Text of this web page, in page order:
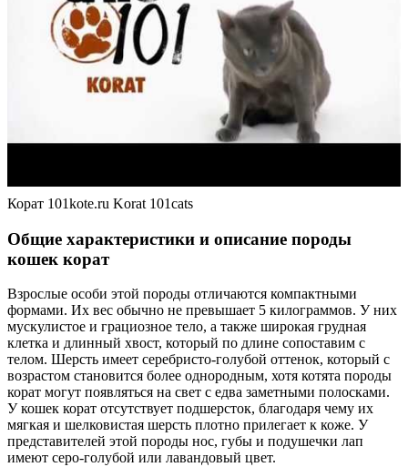
Корат 101kote.ru Korat 101cats
Общие характеристики и описание породы
кошек корат
Взрослые особи этой породы отличаются компактными
формами. Их вес обычно не превышает 5 килограммов. У них
мускулистое и грациозное тело, а также широкая грудная
клетка и длинный хвост, который по длине сопоставим с
телом. Шерсть имеет серебристо-голубой оттенок, который с
возрастом становится более однородным, хотя котята породы
корат могут появляться на свет с едва заметными полосками.
У кошек корат отсутствует подшерсток, благодаря чему их
мягкая и шелковистая шерсть плотно прилегает к коже. У
представителей этой породы нос, губы и подушечки лап
имеют серо-голубой или лавандовый цвет.